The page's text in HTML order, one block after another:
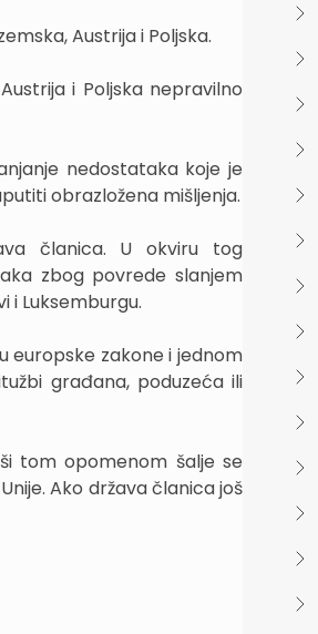
Austrija i Poljska.
i Poljska nepravilno
nedostataka koje je
obrazložena mišljenja.
članica. U okviru tog
zbog povrede slanjem
i Luksemburgu.
europske zakone i jednom
građana, poduzeća ili
tom opomenom šalje se
Ako država članica još